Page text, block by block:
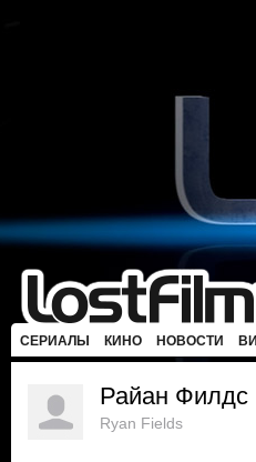
СЕРИАЛЫ КИНО НОВОСТИ
Райан Филдс
Ryan Fields